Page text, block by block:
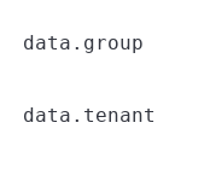
data.group
data.tenant